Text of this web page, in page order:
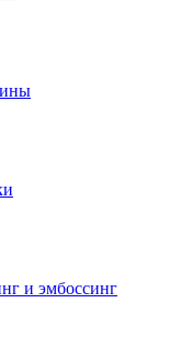
и эмбоссинг